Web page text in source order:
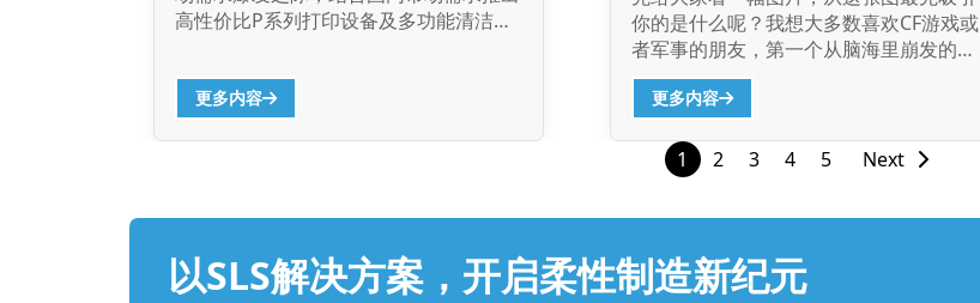
也随着铝粉平均粒径的减小而增大。 铝
高性价比P系列打印设备及多功能清洁生
普专用高分子材料及应用。 众所周知，
制约3D打印工艺推广的重要因素之一就
是3D打印材料发展，毫不夸张的讲可用
营，从日常生活中常见的塑料、玻璃、陶
瓷、混凝土到各种高性能工程塑料及特种
更多内容
你的是什么呢？我想大多数喜欢CF游戏或
者军事的朋友，第一个从脑海里崩发的就
是这装备、这衣服真酷，牛！没错，首先
映入你眼帘这套近距离的衣服就是通过
招：外观打磨 这招是满足对光洁度有要
求的小伙伴口味的。TPM3D工程师从汽
油漆替换的情况呢），使用喷灰打磨主要
是针对打印零件的凹凸表面进行填补与修
更多内容
1 2 3 4 5 Next
以SLS解决方案，开启柔性制造新纪元